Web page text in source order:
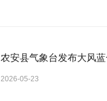
农安县气象台发布大风
2026-05-23